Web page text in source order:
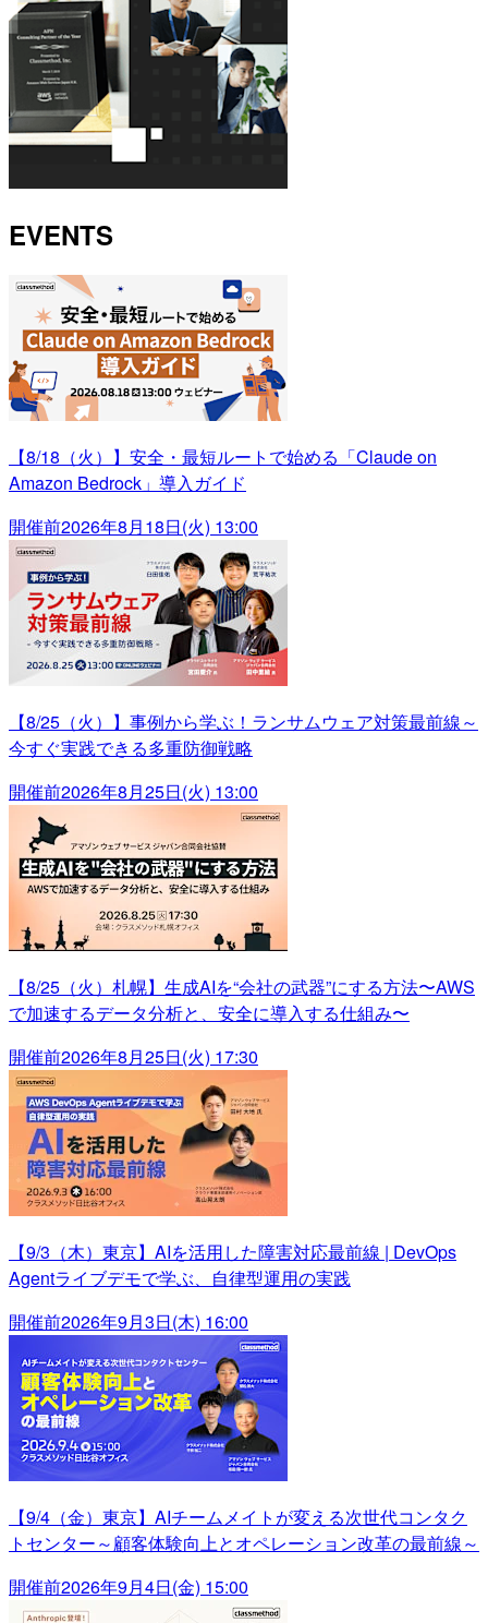
EVENTS
【8/18（火）】安全・最短ルートで始める「Claude on
Amazon Bedrock」導入ガイド
開催前2026年8月18日(火) 13:00
【8/25（火）】事例から学ぶ！ランサムウェア対策最前線～
今すぐ実践できる多重防御戦略
開催前2026年8月25日(火) 13:00
【8/25（火）札幌】生成AIを“会社の武器”にする方法〜AWS
で加速するデータ分析と、安全に導入する仕組み〜
開催前2026年8月25日(火) 17:30
【9/3（木）東京】AIを活用した障害対応最前線 | DevOps
Agentライブデモで学ぶ、自律型運用の実践
開催前2026年9月3日(木) 16:00
【9/4（金）東京】AIチームメイトが変える次世代コンタク
トセンター～顧客体験向上とオペレーション改革の最前線～
開催前2026年9月4日(金) 15:00